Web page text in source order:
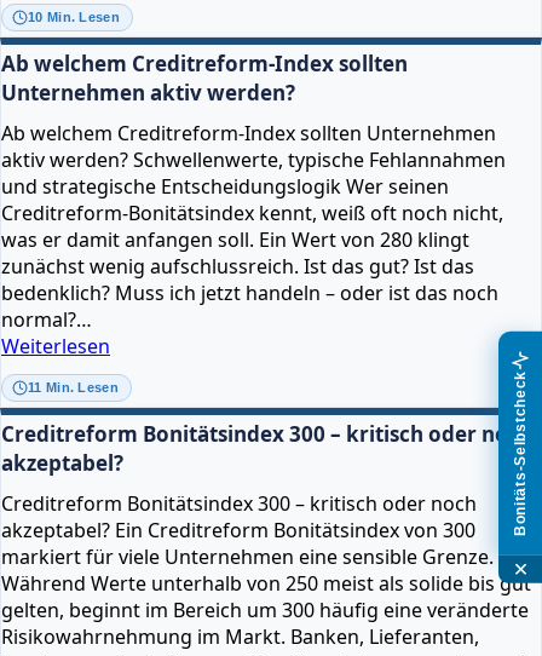
Bonitäts-Selbstcheck
100
bis
Was
Ihr
Wert
wirklich
bedeutet
10 Min. Lesen
Ab welchem Creditreform-Index sollten
Unternehmen aktiv werden?
Ab welchem Creditreform-Index sollten Unternehmen
aktiv werden? Schwellenwerte, typische Fehlannahmen
und strategische Entscheidungslogik Wer seinen
Creditreform-Bonitätsindex kennt, weiß oft noch nicht,
was er damit anfangen soll. Ein Wert von 280 klingt
zunächst wenig aufschlussreich. Ist das gut? Ist das
bedenklich? Muss ich jetzt handeln – oder ist das noch
normal?…
Weiterlesen
welchem
Creditreform-
Index
sollten
Unternehmen
aktiv
werden?
11 Min. Lesen
Creditreform Bonitätsindex 300 – kritisch oder noch
akzeptabel?
Creditreform Bonitätsindex 300 – kritisch oder noch
akzeptabel? Ein Creditreform Bonitätsindex von 300
markiert für viele Unternehmen eine sensible Grenze.
Während Werte unterhalb von 250 meist als solide bis gut
gelten, beginnt im Bereich um 300 häufig eine veränderte
Risikowahrnehmung im Markt. Banken, Lieferanten,